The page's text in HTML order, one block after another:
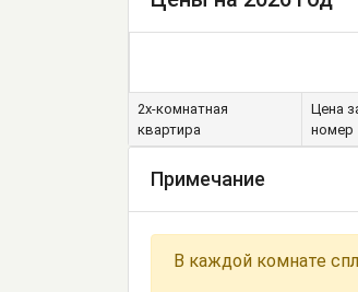
2х-комнатная
квартира
Цена
номер
Примечание
В каждой комнате